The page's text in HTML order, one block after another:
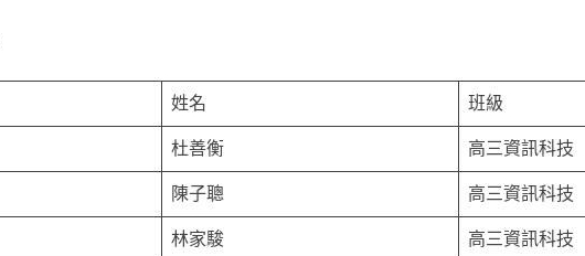
姓名 班級
杜善衡 高三資訊科技
陳子聰 高三資訊科技
林家駿 高三資訊科技